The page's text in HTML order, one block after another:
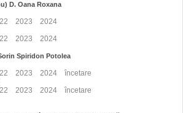
D. Oana Roxana
2023 2024
2023 2024
Spiridon Potolea
2023 2024 încetare
2023 2024 încetare